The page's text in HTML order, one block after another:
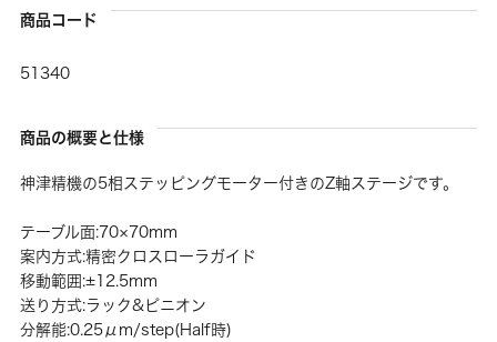
商品コード
51340
商品の概要と仕様
神津精機の5相ステッピングモーター付きのZ軸ステージです。
テーブル面:70×70mm
案内方式:精密クロスローラガイド
移動範囲:±12.5mm
送り方式:ラック&ピニオン
分解能:0.25μm/step(Half時)